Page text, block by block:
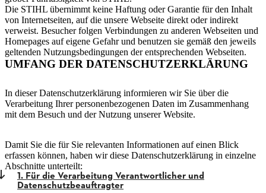
Die STIHL übernimmt keine Haftung oder Garantie für den Inhalt
von Internetseiten, auf die unsere Webseite direkt oder indirekt
verweist. Besucher folgen Verbindungen zu anderen Webseiten und
Homepages auf eigene Gefahr und benutzen sie gemäß den jeweils
geltenden Nutzungsbedingungen der entsprechenden Webseiten.
UMFANG DER DATENSCHUTZERKLÄRUNG
In dieser Datenschutzerklärung informieren wir Sie über die
Verarbeitung Ihrer personenbezogenen Daten im Zusammenhang
mit dem Besuch und der Nutzung unserer Website.
Damit Sie die für Sie relevanten Informationen auf einen Blick
erfassen können, haben wir diese Datenschutzerklärung in einzelne
Abschnitte unterteilt:
1. Für die Verarbeitung Verantwortlicher und
Datenschutzbeauftragter